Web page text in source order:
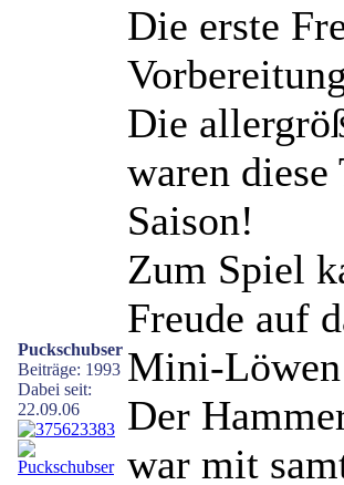
Puckschubser
Beiträge: 1993
Dabei seit:
22.09.06
Die erste
Die
waren
Saison!
Zum Spiel
Freude auf
Mini-Löwen
Der
war mit